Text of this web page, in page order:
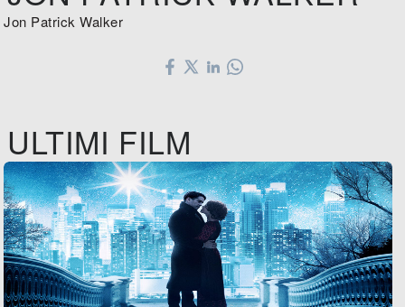
Jon Patrick Walker
ULTIMI FILM